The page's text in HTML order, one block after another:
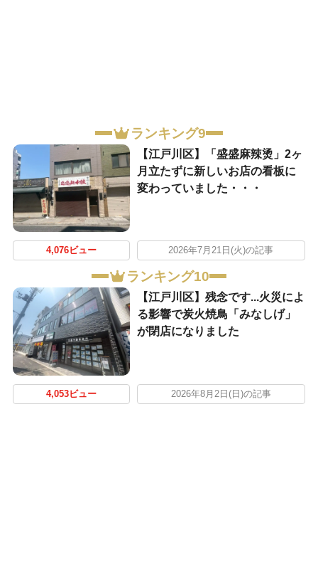
ランキング9
【江戸川区】「盛盛麻辣烫」2ヶ
月立たずに新しいお店の看板に
変わっていました・・・
4,076ビュー 2026年7月21日(火)の記事
ランキング10
【江戸川区】残念です...火災によ
る影響で炭火焼鳥「みなしげ」
が閉店になりました
4,053ビュー 2026年8月2日(日)の記事